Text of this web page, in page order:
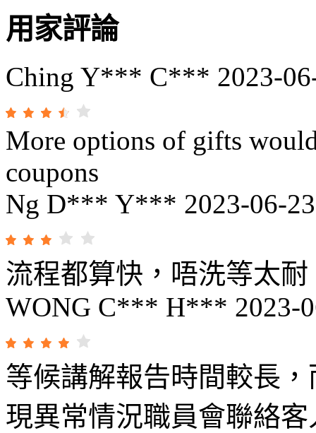
用家評論
Ching Y*** C*** 2023-
More options of gifts would
coupons
Ng D*** Y*** 2023-06-23
流程都算快，唔洗等太耐
WONG C*** H*** 2023-
等候講解報告時間較長
現異常情況職員會聯絡